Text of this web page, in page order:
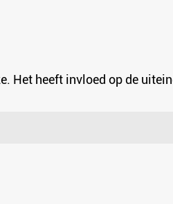
Het heeft invloed op de